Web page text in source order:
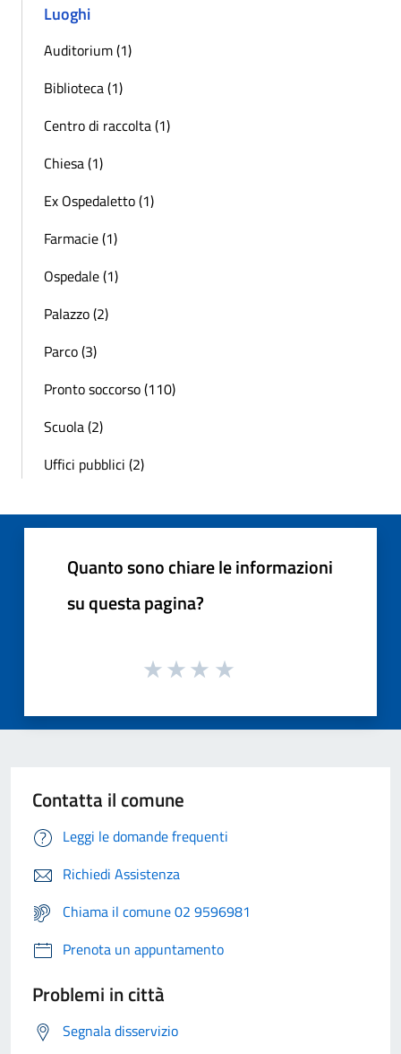
Luoghi
Auditorium (1)
Biblioteca (1)
Centro di raccolta (1)
Chiesa (1)
Ex Ospedaletto (1)
Farmacie (1)
Ospedale (1)
Palazzo (2)
Parco (3)
Pronto soccorso (110)
Scuola (2)
Uffici pubblici (2)
Quanto sono chiare le informazioni
su questa pagina?
Contatta il comune
Leggi le domande frequenti
Richiedi Assistenza
Chiama il comune 02 9596981
Prenota un appuntamento
Problemi in città
Segnala disservizio